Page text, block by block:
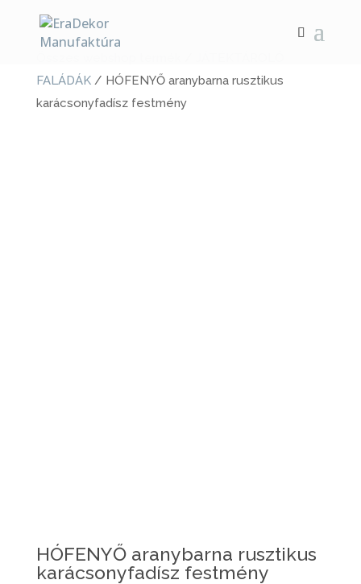
FALÁDÁK/ HÓFENYŐ aranybarna rusztikus
karácsonyfadísz festmény
HÓFENYŐ aranybarna rusztikus
karácsonyfadísz festmény